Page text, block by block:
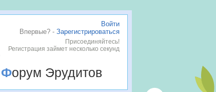
Войти
Впервые? - Зарегистрироваться
Присоединяйтесь!
Регистрация займет несколько секунд
Форум Эрудитов